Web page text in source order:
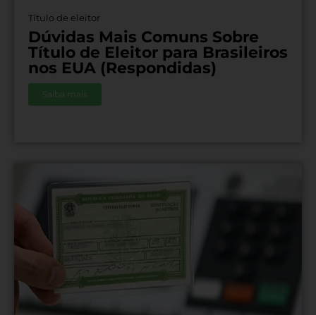
Título de eleitor
Dúvidas Mais Comuns Sobre
Título de Eleitor para Brasileiros
nos EUA (Respondidas)
Saiba mais